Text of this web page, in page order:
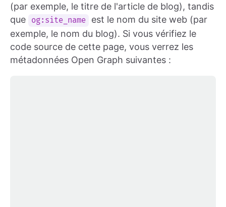
(par exemple, le titre de l'article de blog), tandis
que
og:site_name
est le nom du site web (par
exemple, le nom du blog). Si vous vérifiez le
code source de cette page, vous verrez les
métadonnées Open Graph suivantes :